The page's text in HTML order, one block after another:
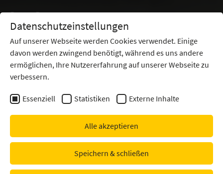
Datenschutzeinstellungen
Auf unserer Webseite werden Cookies verwendet. Einige
davon werden zwingend benötigt, während es uns andere
ermöglichen, Ihre Nutzererfahrung auf unserer Webseite zu
verbessern.
Essenziell Statistiken Externe Inhalte
Alle akzeptieren
Speichern & schließen